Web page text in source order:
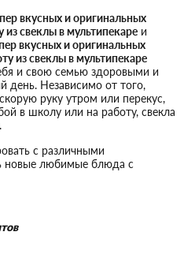
вкусных и оригинальных
свеклы в мультипекаре и
вкусных и оригинальных
из свеклы в мультипекаре
и свою семью здоровыми и
Независимо от того,
руку утром или перекус,
в школу или на работу, свекла
с различными
новые любимые блюда с